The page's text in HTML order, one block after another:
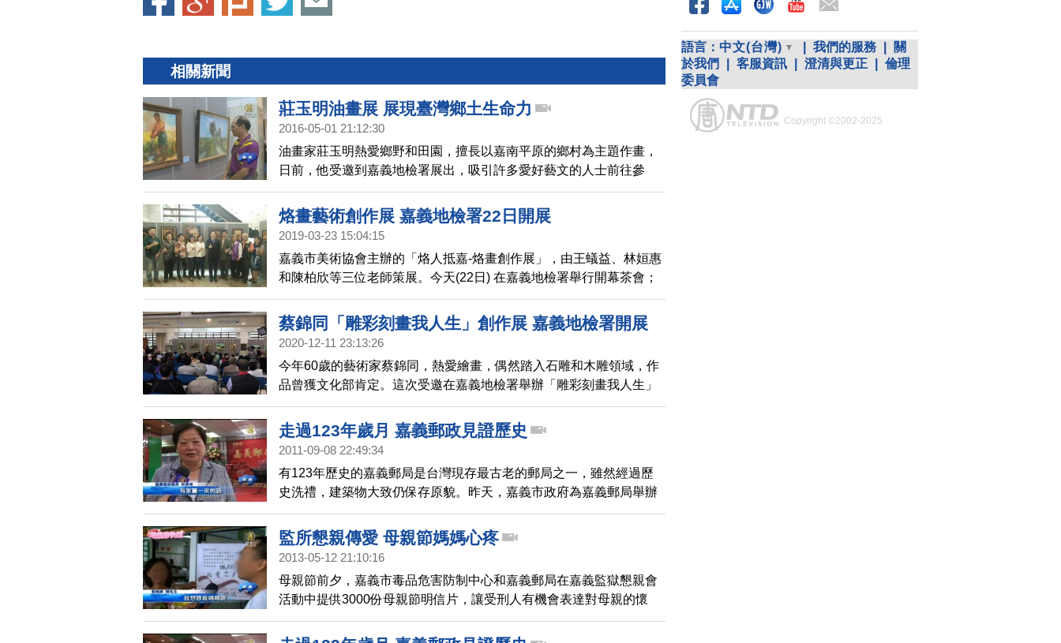
相關新聞
莊玉明油畫展 展現臺灣鄉土生命力
2016-05-01 21:12:30
油畫家莊玉明熱愛鄉野和田園，擅長以嘉南平原的鄉村為主題作畫，
日前，他受邀到嘉義地檢署展出，吸引許多愛好藝文的人士前往參
觀。
烙畫藝術創作展 嘉義地檢署22日開展
2019-03-23 15:04:15
嘉義市美術協會主辦的「烙人抵嘉-烙畫創作展」，由王蟻益、林姮惠
和陳柏欣等三位老師策展。今天(22日) 在嘉義地檢署舉行開幕茶會；
這次有47位藝術家共襄盛舉，共60件作品，件件精湛，現場還有烙畫
創作示範，吸引許多愛好藝文人士參觀。
蔡錦同「雕彩刻畫我人生」創作展 嘉義地檢署開展
2020-12-11 23:13:26
今年60歲的藝術家蔡錦同，熱愛繪畫，偶然踏入石雕和木雕領域，作
品曾獲文化部肯定。這次受邀在嘉義地檢署舉辦「雕彩刻畫我人生」
個人創作展，展出60件作品，主題豐富，形式多元，精彩呈現一甲子
的生命故事。
走過123年歲月 嘉義郵政見證歷史
2011-09-08 22:49:34
有123年歷史的嘉義郵局是台灣現存最古老的郵局之一，雖然經過歷
史洗禮，建築物大致仍保存原貌。昨天，嘉義市政府為嘉義郵局舉辦
123歲生日。
監所懇親傳愛 母親節媽媽心疼
2013-05-12 21:10:16
母親節前夕，嘉義市毒品危害防制中心和嘉義郵局在嘉義監獄懇親會
活動中提供3000份母親節明信片，讓受刑人有機會表達對母親的懷
念。
語言： 中文(台灣) 我們的服務
關
於我們
客服資訊 澄清與更正
倫理
委員會
Copyright ©2002-2025